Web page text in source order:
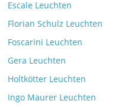
Escale Leuchten
Florian Schulz Leuchten
Foscarini Leuchten
Gera Leuchten
Holtkötter Leuchten
Ingo Maurer Leuchten